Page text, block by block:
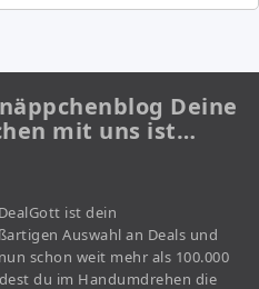
Deine
mit uns ist…
ist dein
Auswahl an Deals und
schon weit mehr als 100.000
du im Handumdrehen die